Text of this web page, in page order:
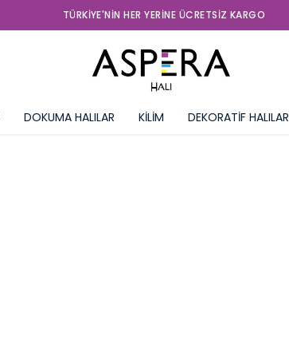
TÜRKIYE'NIN HER YERINE ÜCRETSIZ KARGO
DOKUMA HALILAR KİLİM DEKORATİF HALILAR